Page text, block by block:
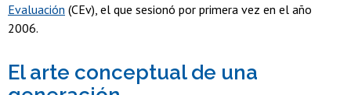
Evaluación (CEv), el que sesionó por primera vez en el año
2006.
El arte conceptual de una